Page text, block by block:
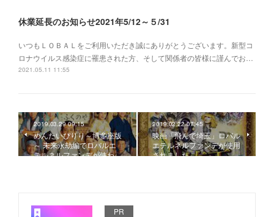
休業延長のお知らせ2021年5/12～５/31
いつもＬＯＢＡＬをご利用いただき誠にありがとうございます。新型コ
ロナウイルス感染症に罹患された方、そして関係者の皆様に謹んでお…
2021.05.11 11:55
2019.03.29 09:15
めんたいぴりり～博多座版
～ 未来永劫編でロバルエ
テルネルファンデが使わ…
2019.02.22 07:45
映画「飛んで埼玉」ロバル
エテルネルファンデが使用
されました。
PR